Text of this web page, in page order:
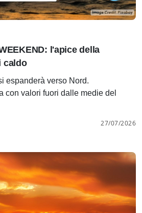
l'apice della
caldo
espanderà verso Nord.
con valori fuori dalle medie del
27/07/2026